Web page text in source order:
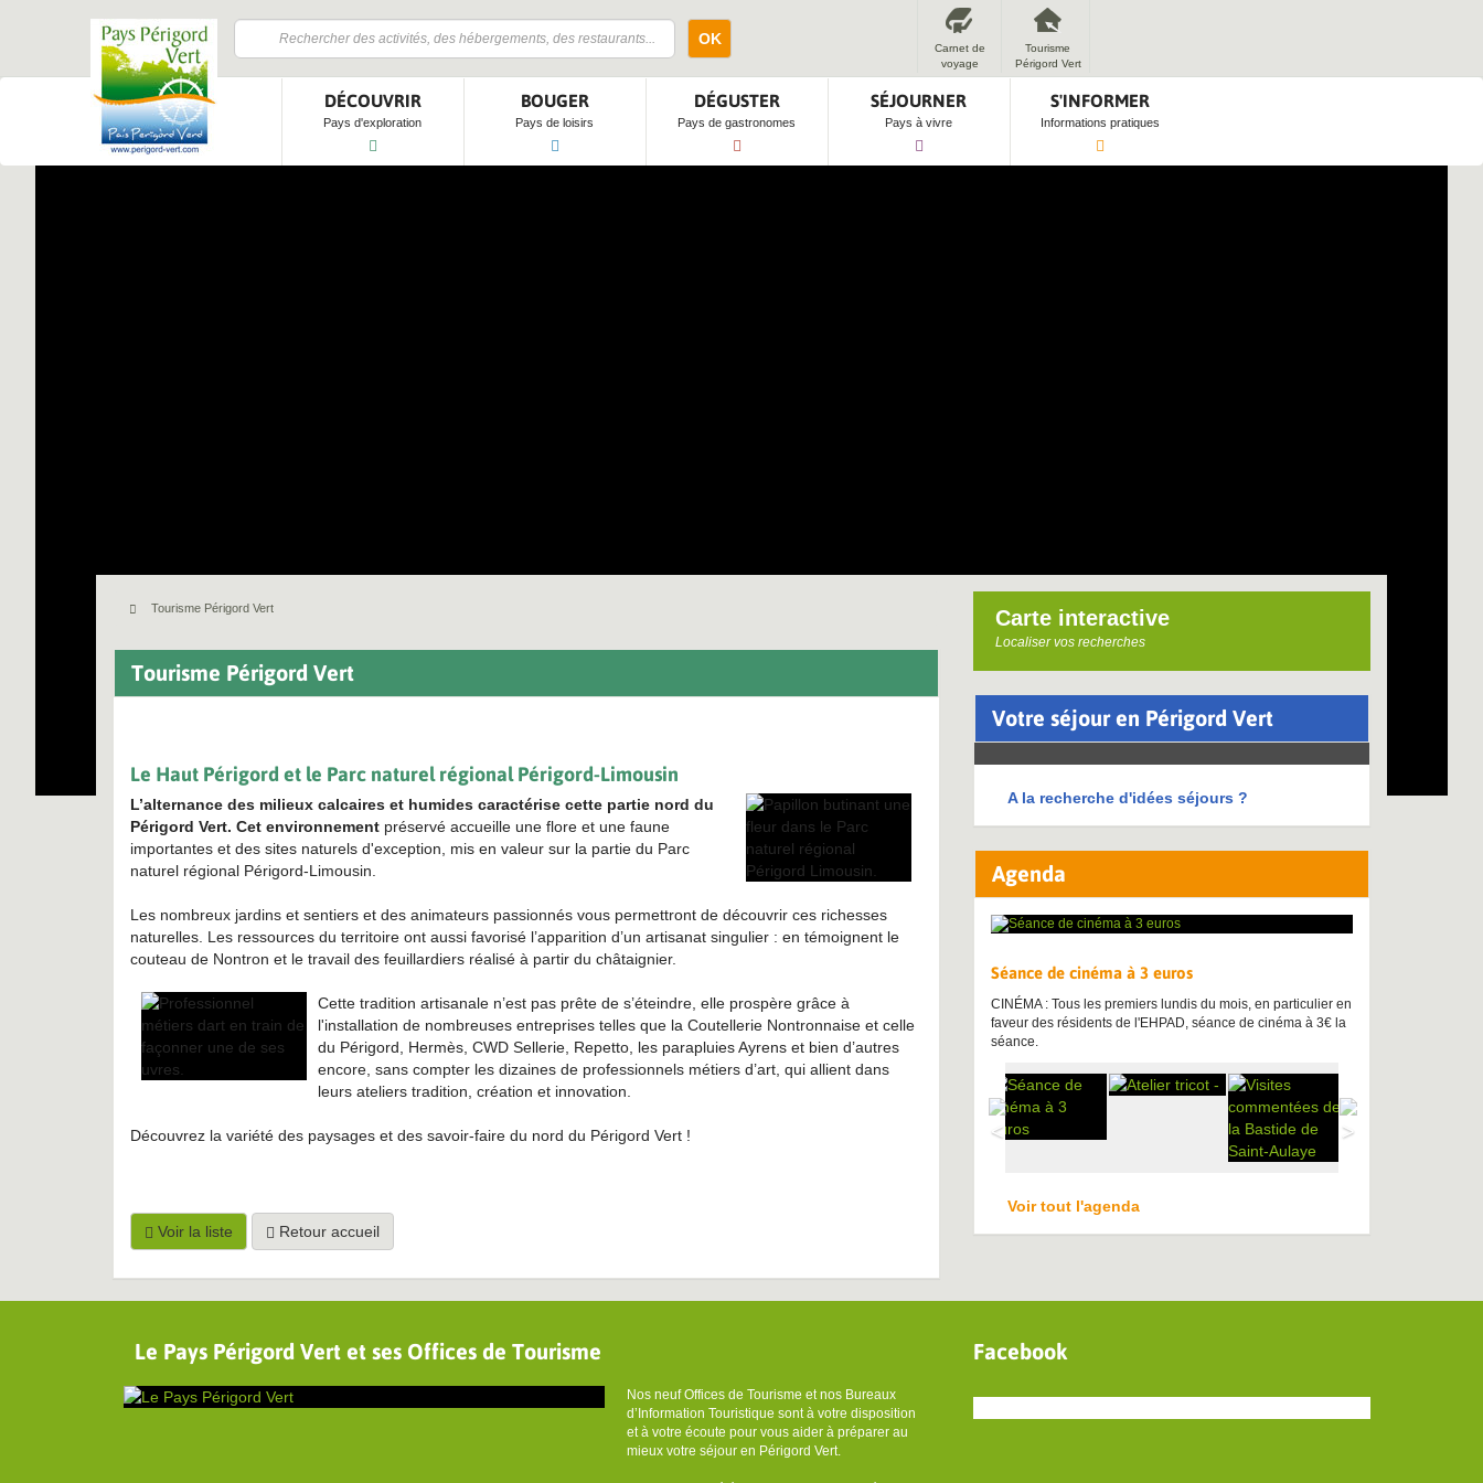
OK
Carnet de
voyage
Tourisme
Périgord Vert
DÉCOUVRIR
Pays d'exploration
BOUGER
Pays de loisirs
DÉGUSTER
Pays de gastronomes
SÉJOURNER
Pays à vivre
S'INFORMER
Informations pratiques
Tourisme Périgord Vert
Tourisme Périgord Vert
Le Haut Périgord et le Parc naturel régional Périgord-Limousin
L’alternance des milieux calcaires et humides caractérise cette partie nord du
Périgord Vert. Cet environnement préservé accueille une flore et une faune
importantes et des sites naturels d'exception, mis en valeur sur la partie du Parc
naturel régional Périgord-Limousin.
Les nombreux jardins et sentiers et des animateurs passionnés vous permettront de découvrir ces richesses
naturelles. Les ressources du territoire ont aussi favorisé l’apparition d’un artisanat singulier : en témoignent le
couteau de Nontron et le travail des feuillardiers réalisé à partir du châtaignier.
Cette tradition artisanale n’est pas prête de s’éteindre, elle prospère grâce à
l'installation de nombreuses entreprises telles que la Coutellerie Nontronnaise et celle
du Périgord, Hermès, CWD Sellerie, Repetto, les parapluies Ayrens et bien d’autres
encore, sans compter les dizaines de professionnels métiers d’art, qui allient dans
leurs ateliers tradition, création et innovation.
Découvrez la variété des paysages et des savoir-faire du nord du Périgord Vert !
Voir la liste Retour accueil
Carte interactive
Localiser vos recherches
Votre séjour en Périgord Vert
A la recherche d'idées séjours ?
Agenda
Séance de cinéma à 3 euros
CINÉMA : Tous les premiers lundis du mois, en particulier en
faveur des résidents de l'EHPAD, séance de cinéma à 3€ la
séance.
Voir tout l'agenda
Le Pays Périgord Vert et ses Offices de Tourisme
Nos neuf Offices de Tourisme et nos Bureaux
d’Information Touristique sont à votre disposition
et à votre écoute pour vous aider à préparer au
mieux votre séjour en Périgord Vert.
Facebook